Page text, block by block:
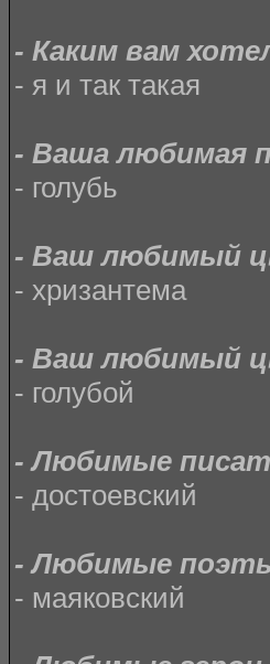
- Каким вам
- я и так такая
- Ваша любимая
- голубь
- Ваш любимый
- хризантема
- Ваш любимый
- голубой
- Любимые
- достоевский
- Любимые
- маяковский